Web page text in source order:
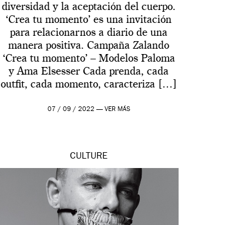
diversidad y la aceptación del cuerpo.
‘Crea tu momento’ es una invitación
para relacionarnos a diario de una
manera positiva. Campaña Zalando
‘Crea tu momento’ – Modelos Paloma
y Ama Elsesser Cada prenda, cada
outfit, cada momento, caracteriza […]
07 / 09 / 2022 — VER MÁS
CULTURE